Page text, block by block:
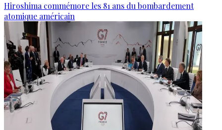
Hiroshima commémore les 81 ans du bombardement
atomique américain